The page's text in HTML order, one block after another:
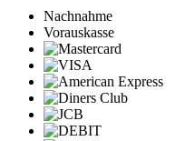
Nachnahme
Vorauskasse